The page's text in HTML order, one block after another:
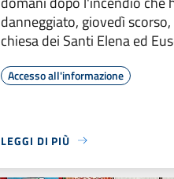
danneggiato, giovedì
chiesa dei Santi Elena ed
Accesso all'informazione
LEGGI DI PIÙ